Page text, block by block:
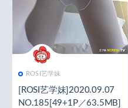
ROSI艺学妹
[ROSI艺学妹]2020.09.07
NO.185[49+1P／63.5MB]